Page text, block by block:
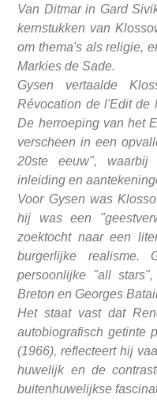
Van Ditmar in Gard
kernstukken van
om thema's als religie,
Markies de Sade.
Gysen vertaalde
Révocation de l'Edit de
De herroeping van het
verscheen in een
20ste eeuw",
inleiding en
Voor Gysen was
hij was een
zoektocht naar een
burgerlijke realisme.
persoonlijke "all
Breton en Georges
Het staat vast dat
autobiografisch getinte
(1966), reflecteert hij
huwelijk en de
buitenhuwelijkse